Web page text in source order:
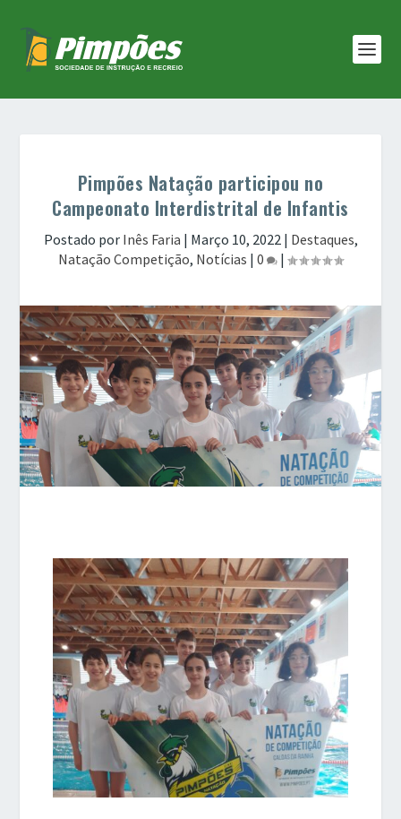
Pimpões Natação participou no
Campeonato Interdistrital de Infantis
Postado por Inês Faria | Março 10, 2022| Destaques,
Natação Competição, Notícias | 0 |